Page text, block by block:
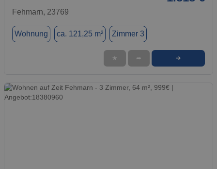
Fehmarn, 23769
Wohnung ca. 121,25 m² Zimmer 3
★ ➦ ➜